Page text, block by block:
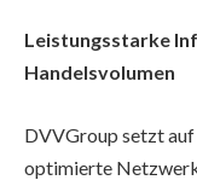
Leistungsstarke
Handelsvolumen
DVVGroup setzt
optimierte